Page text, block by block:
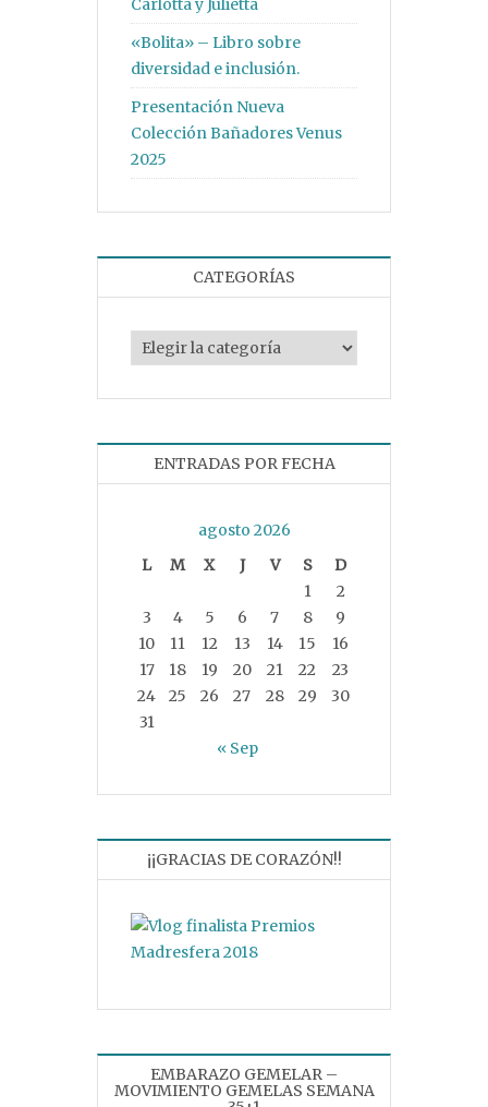
«Bolita» – Libro sobre
diversidad e inclusión.
Presentación Nueva
Colección Bañadores Venus
2025
CATEGORÍAS
Categorías
ENTRADAS POR FECHA
agosto 2026
L
M X J V S
D
1
2
3
4 5 6 7 8
9
10
11 12 13 14 15
16
17
18 19 20 21 22
23
24
25 26 27 28 29
30
31
« Sep
¡¡GRACIAS DE CORAZÓN!!
EMBARAZO GEMELAR –
MOVIMIENTO GEMELAS SEMANA